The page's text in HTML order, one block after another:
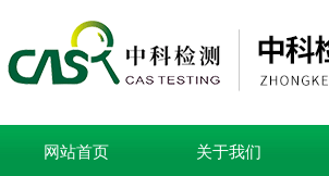
网站首页 关于我们